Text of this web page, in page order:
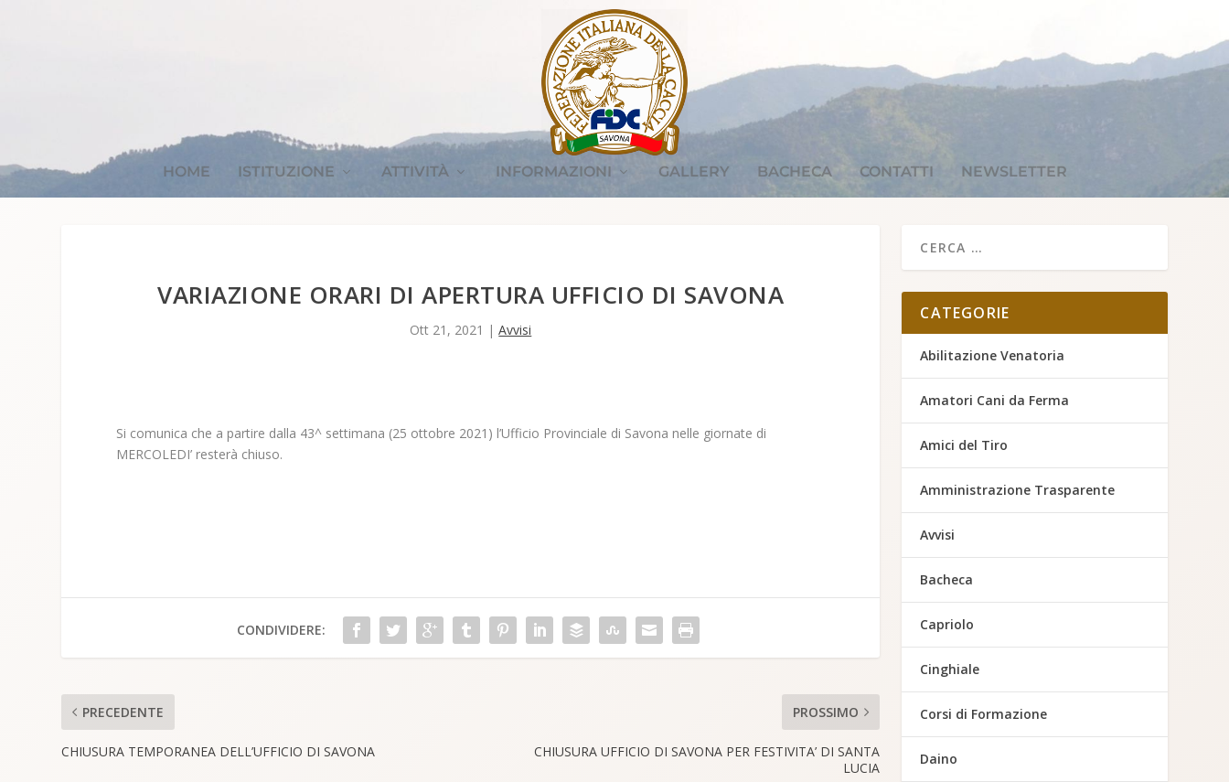
HOME ISTITUZIONE ATTIVITÀ INFORMAZIONI GALLERY BACHECA CONTATTI NEWSLETTER
VARIAZIONE ORARI DI APERTURA UFFICIO DI SAVONA
Ott 21, 2021 |Avvisi
Si comunica che a partire dalla 43^ settimana (25 ottobre 2021) l’Ufficio Provinciale di Savona nelle giornate di
MERCOLEDI’ resterà chiuso.
CONDIVIDERE:
PRECEDENTE
CHIUSURA TEMPORANEA DELL’UFFICIO DI SAVONA
PROSSIMO
CHIUSURA UFFICIO DI SAVONA PER FESTIVITA’ DI SANTA
LUCIA
CATEGORIE
Abilitazione Venatoria
Amatori Cani da Ferma
Amici del Tiro
Amministrazione Trasparente
Avvisi
Bacheca
Capriolo
Cinghiale
Corsi di Formazione
Daino